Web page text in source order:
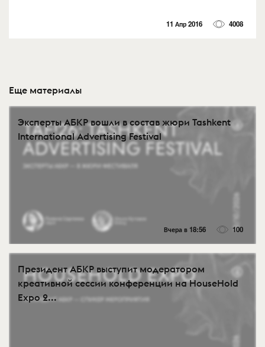
11 Апр 2016 4008
Еще материалы
Эксперты АБКР вошли в состав жюри Tashkent
International Advertising Festival
Вчера в 18:56 100
Президент АБКР выступит модератором
креативной сессии конференции на HouseHold
Expo 2...